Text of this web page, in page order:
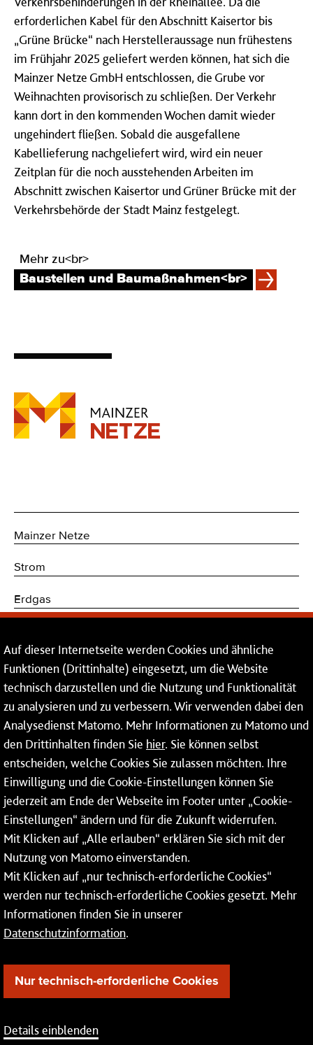
erforderlichen Kabel für den Abschnitt Kaisertor bis
„Grüne Brücke“ nach Herstelleraussage nun frühestens
im Frühjahr 2025 geliefert werden können, hat sich die
Mainzer Netze GmbH entschlossen, die Grube vor
Weihnachten provisorisch zu schließen. Der Verkehr
kann dort in den kommenden Wochen damit wieder
ungehindert fließen. Sobald die ausgefallene
Kabellieferung nachgeliefert wird, wird ein neuer
Zeitplan für die noch ausstehenden Arbeiten im
Abschnitt zwischen Kaisertor und Grüner Brücke mit der
Verkehrsbehörde der Stadt Mainz festgelegt.
Mehr zu<br>
Baustellen und Baumaßnahmen<br>
Mainzer Netze
Strom
Erdgas
Kommunikations- und Sicherheitstechnik
Service
Mainzer Netze GmbH
Rheinallee 41
55118 Mainz
Tel.:06131 - 12 74 74
Fax: 06131 - 12 74 77
Auf dieser Internetseite werden Cookies und ähnliche
Funktionen (Drittinhalte) eingesetzt, um die Website
technisch darzustellen und die Nutzung und Funktionalität
zu analysieren und zu verbessern. Wir verwenden dabei den
Analysedienst Matomo. Mehr Informationen zu Matomo und
den Drittinhalten finden Sie hier. Sie können selbst
entscheiden, welche Cookies Sie zulassen möchten. Ihre
Einwilligung und die Cookie-Einstellungen können Sie
jederzeit am Ende der Webseite im Footer unter „Cookie-
Einstellungen“ ändern und für die Zukunft widerrufen.
Mit Klicken auf „Alle erlauben“ erklären Sie sich mit der
Nutzung von Matomo einverstanden.
Mit Klicken auf „nur technisch-erforderliche Cookies“
werden nur technisch-erforderliche Cookies gesetzt. Mehr
Informationen finden Sie in unserer
Datenschutzinformation.
Nur technisch-erforderliche Cookies
Details einblenden